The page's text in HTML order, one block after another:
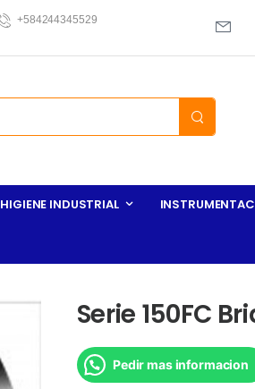
+584244345529
HIGIENE INDUSTRIAL
Serie 150FC
Pedir mas informacion